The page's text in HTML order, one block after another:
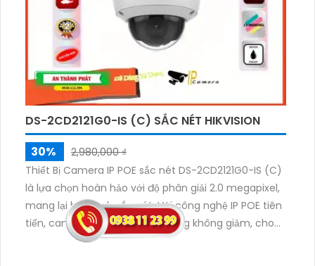
DS-2CD2121G0-IS (C) SẮC NÉT HIKVISION
30%
2,980,000 ₫
Thiết Bị Camera IP POE sắc nét DS-2CD2121G0-IS (C)
là lựa chọn hoàn hảo với độ phân giải 2.0 megapixel,
mang lại hình ảnh sắc nét. Với công nghệ IP POE tiên
tiến, camera đảm bảo chất lượng không giảm, cho
phép quan sát ban đêm với hồng ngoại 30m và